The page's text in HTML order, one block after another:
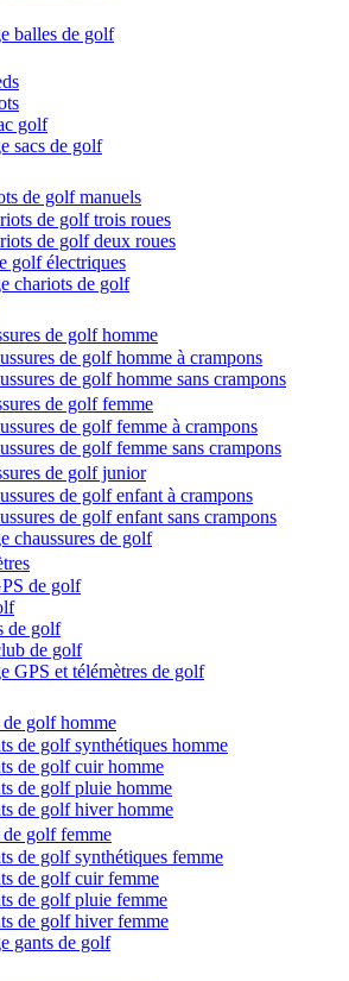
balles de golf
golf
sacs de golf
de golf manuels
de golf trois roues
de golf deux roues
golf électriques
chariots de golf
de golf homme
de golf homme à crampons
de golf homme sans crampons
de golf femme
de golf femme à crampons
de golf femme sans crampons
de golf junior
de golf enfant à crampons
de golf enfant sans crampons
chaussures de golf
de golf
de golf
de golf
GPS et télémètres de golf
de golf homme
de golf synthétiques homme
de golf cuir homme
de golf pluie homme
de golf hiver homme
de golf femme
de golf synthétiques femme
de golf cuir femme
de golf pluie femme
de golf hiver femme
gants de golf